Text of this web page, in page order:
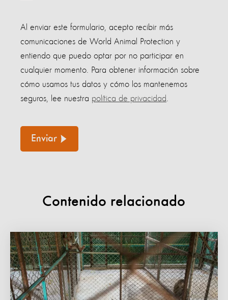
Al enviar este formulario, acepto recibir más
comunicaciones de World Animal Protection y
entiendo que puedo optar por no participar en
cualquier momento. Para obtener información sobre
cómo usamos tus datos y cómo los mantenemos
seguros, lee nuestra política de privacidad.
Enviar
Contenido relacionado